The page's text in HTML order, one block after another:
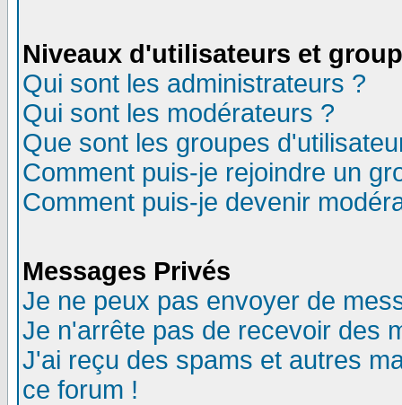
Niveaux d'utilisateurs et
Qui sont les administrateurs ?
Qui sont les modérateurs ?
Que sont les groupes
Comment puis-je rejoindre un
Comment puis-je devenir
Messages Privés
Je ne peux pas envoyer de
Je n'arrête pas de recevoir des
J'ai reçu des spams et autres
ce forum !